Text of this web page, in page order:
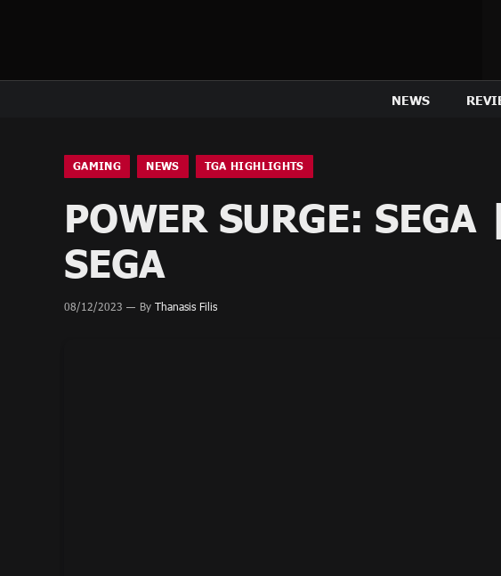
NEWS
GAMING NEWS TGA HIGHLIGHTS
POWER SURGE:
SEGA
08/12/2023 By Thanasis Filis